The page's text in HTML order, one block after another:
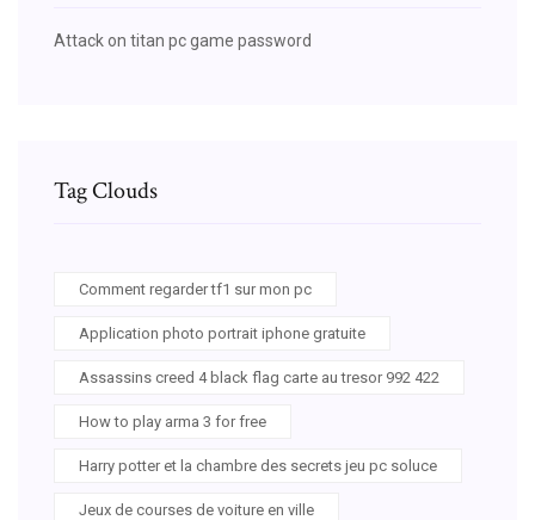
Attack on titan pc game password
Tag Clouds
Comment regarder tf1 sur mon pc
Application photo portrait iphone gratuite
Assassins creed 4 black flag carte au tresor 992 422
How to play arma 3 for free
Harry potter et la chambre des secrets jeu pc soluce
Jeux de courses de voiture en ville